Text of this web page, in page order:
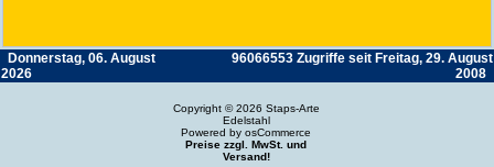
Donnerstag, 06. August
2026
96066553 Zugriffe seit Freitag, 29. August
2008
Copyright © 2026 Staps-Arte
Edelstahl
Powered by osCommerce
Preise zzgl. MwSt. und
Versand!